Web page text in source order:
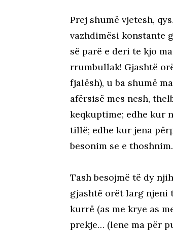
Prej shumë vjetesh,
vazhdimësi konstante
së parë e deri te kjo
rrumbullak! Gjashtë
fjalësh), u ba shumë
afërsisë mes nesh,
keqkuptime; edhe kur
tillë; edhe kur jena
besonim se e
Tash besojmë të dy
gjashtë orët larg njeni
kurrë (as me krye as
prekje… (lene ma për